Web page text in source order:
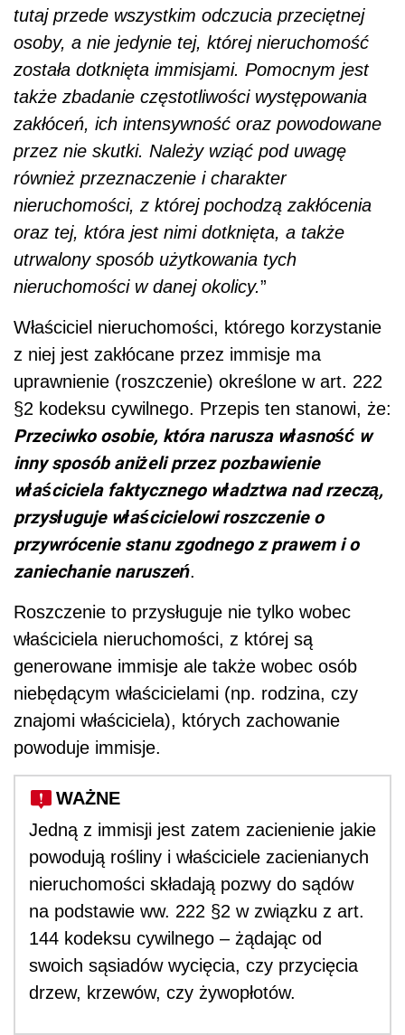
tutaj przede wszystkim odczucia przeciętnej
osoby, a nie jedynie tej, której nieruchomość
została dotknięta immisjami. Pomocnym jest
także zbadanie częstotliwości występowania
zakłóceń, ich intensywność oraz powodowane
przez nie skutki. Należy wziąć pod uwagę
również przeznaczenie i charakter
nieruchomości, z której pochodzą zakłócenia
oraz tej, która jest nimi dotknięta, a także
utrwalony sposób użytkowania tych
nieruchomości w danej okolicy.”
Właściciel nieruchomości, którego korzystanie
z niej jest zakłócane przez immisje ma
uprawnienie (roszczenie) określone w art. 222
§2 kodeksu cywilnego. Przepis ten stanowi, że:
Przeciwko osobie, która narusza własność w
inny sposób aniżeli przez pozbawienie
właściciela faktycznego władztwa nad rzeczą,
przysługuje właścicielowi roszczenie o
przywrócenie stanu zgodnego z prawem i o
zaniechanie naruszeń.
Roszczenie to przysługuje nie tylko wobec
właściciela nieruchomości, z której są
generowane immisje ale także wobec osób
niebędącym właścicielami (np. rodzina, czy
znajomi właściciela), których zachowanie
powoduje immisje.
WAŻNE
Jedną z immisji jest zatem zacienienie jakie
powodują rośliny i właściciele zacienianych
nieruchomości składają pozwy do sądów
na podstawie ww. 222 §2 w związku z art.
144 kodeksu cywilnego – żądając od
swoich sąsiadów wycięcia, czy przycięcia
drzew, krzewów, czy żywopłotów.